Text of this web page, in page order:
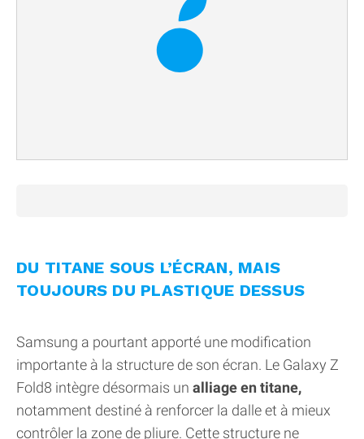
DU TITANE SOUS L’ÉCRAN, MAIS
TOUJOURS DU PLASTIQUE DESSUS
Samsung a pourtant apporté une modification
importante à la structure de son écran. Le Galaxy Z
Fold8 intègre désormais un alliage en titane,
notamment destiné à renforcer la dalle et à mieux
contrôler la zone de pliure. Cette structure ne